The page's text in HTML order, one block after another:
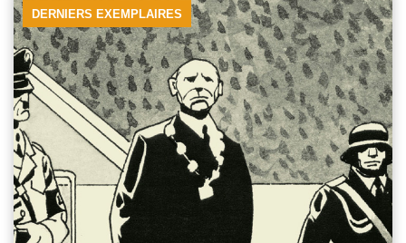
DERNIERS EXEMPLAIRES